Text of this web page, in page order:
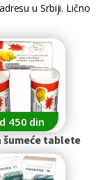
u Srbiji. Lično
450 din
šumeće tablete